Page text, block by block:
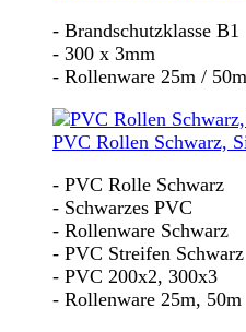
- Brandschutzklasse B1
- 300 x 3mm
- Rollenware 25m / 50m
PVC Rollen Schwarz,
- PVC Rolle Schwarz
- Schwarzes PVC
- Rollenware Schwarz
- PVC Streifen Schwarz
- PVC 200x2, 300x3
- Rollenware 25m, 50m